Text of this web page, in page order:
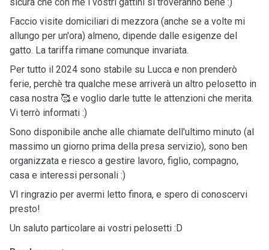
Faccio visite domiciliari di mezzora (anche se a volte mi
allungo per un'ora) almeno, dipende dalle esigenze del
gatto. La tariffa rimane comunque invariata.
Per tutto il 2024 sono stabile su Lucca e non prenderò
ferie, perchè tra qualche mese arriverà un altro pelosetto in
casa nostra 🥰 e voglio darle tutte le attenzioni che merita.
Vi terrò informati :)
Sono disponibile anche alle chiamate dell'ultimo minuto (al
massimo un giorno prima della presa servizio), sono ben
organizzata e riesco a gestire lavoro, figlio, compagno,
casa e interessi personali :)
VI ringrazio per avermi letto finora, e spero di conoscervi
presto!
Un saluto particolare ai vostri pelosetti :D